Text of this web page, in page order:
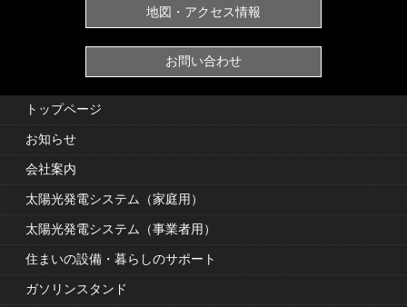
地図・アクセス情報
お問い合わせ
トップページ
お知らせ
会社案内
太陽光発電システム（家庭用）
太陽光発電システム（事業者用）
住まいの設備・暮らしのサポート
ガソリンスタンド